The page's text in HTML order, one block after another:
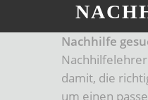
Nachhilfe
damit, die
um einen